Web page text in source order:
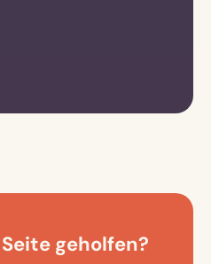
geholfen?